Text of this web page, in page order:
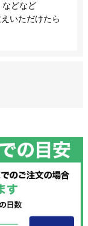
などなど
いただけたら